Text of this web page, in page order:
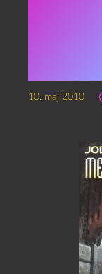
10. maj 2010